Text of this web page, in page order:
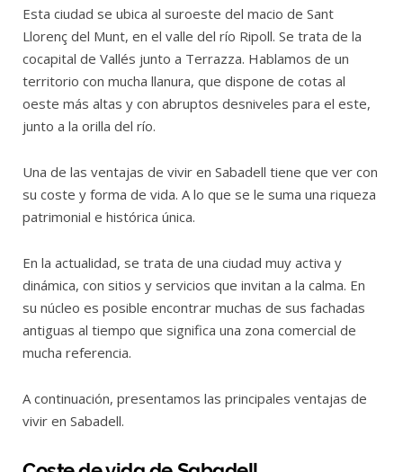
Esta ciudad se ubica al suroeste del macio de Sant
Llorenç del Munt, en el valle del río Ripoll. Se trata de la
cocapital de Vallés junto a Terrazza. Hablamos de un
territorio con mucha llanura, que dispone de cotas al
oeste más altas y con abruptos desniveles para el este,
junto a la orilla del río.
Una de las ventajas de vivir en Sabadell tiene que ver con
su coste y forma de vida. A lo que se le suma una riqueza
patrimonial e histórica única.
En la actualidad, se trata de una ciudad muy activa y
dinámica, con sitios y servicios que invitan a la calma. En
su núcleo es posible encontrar muchas de sus fachadas
antiguas al tiempo que significa una zona comercial de
mucha referencia.
A continuación, presentamos las principales ventajas de
vivir en Sabadell.